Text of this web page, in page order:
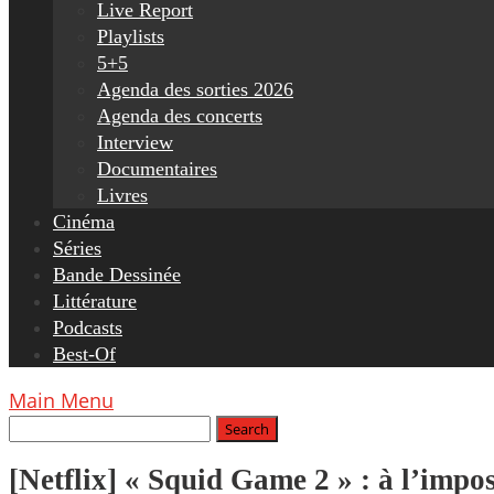
Live Report
Playlists
5+5
Agenda des sorties 2026
Agenda des concerts
Interview
Documentaires
Livres
Cinéma
Séries
Bande Dessinée
Littérature
Podcasts
Best-Of
Main Menu
[Netflix] « Squid Game 2 » : à